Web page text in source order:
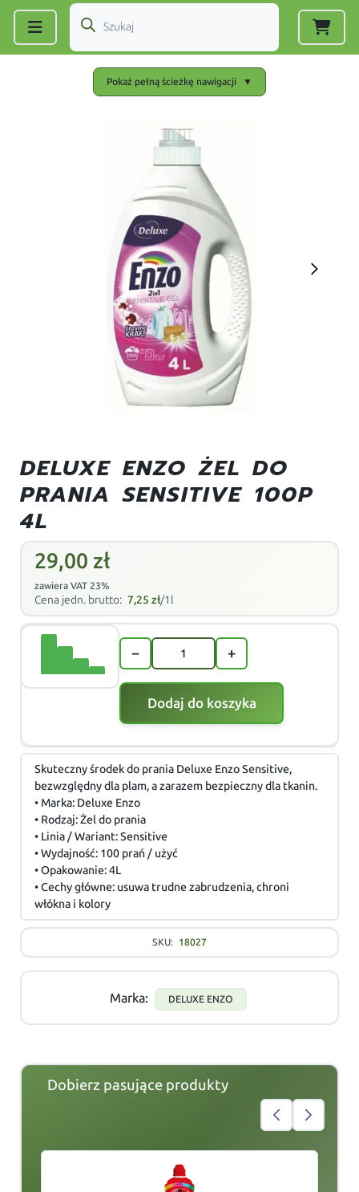
Pokaż pełną ścieżkę nawigacji ▼
DELUXE ENZO ŻEL DO
PRANIA SENSITIVE 100P
4L
29,00 zł
zawiera VAT 23%
Cena jedn. brutto: 7,25zł/1l
− +
Dodaj do koszyka
Skuteczny środek do prania Deluxe Enzo Sensitive,
bezwzględny dla plam, a zarazem bezpieczny dla tkanin.
• Marka: Deluxe Enzo
• Rodzaj: Żel do prania
• Linia / Wariant: Sensitive
• Wydajność: 100 prań / użyć
• Opakowanie: 4L
• Cechy główne: usuwa trudne zabrudzenia, chroni
włókna i kolory
SKU: 18027
Marka: DELUXE ENZO
Dobierz pasujące produkty